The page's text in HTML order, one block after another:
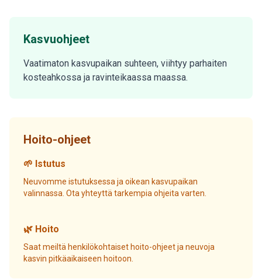
Kasvuohjeet
Vaatimaton kasvupaikan suhteen, viihtyy parhaiten
kosteahkossa ja ravinteikaassa maassa.
Hoito-ohjeet
🌱 Istutus
Neuvomme istutuksessa ja oikean kasvupaikan
valinnassa. Ota yhteyttä tarkempia ohjeita varten.
🌿 Hoito
Saat meiltä henkilökohtaiset hoito-ohjeet ja neuvoja
kasvin pitkäaikaiseen hoitoon.